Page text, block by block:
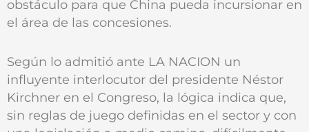
obstáculo para que China pueda incursionar en
el área de las concesiones.
Según lo admitió ante LA NACION un
influyente interlocutor del presidente Néstor
Kirchner en el Congreso, la lógica indica que,
sin reglas de juego definidas en el sector y con